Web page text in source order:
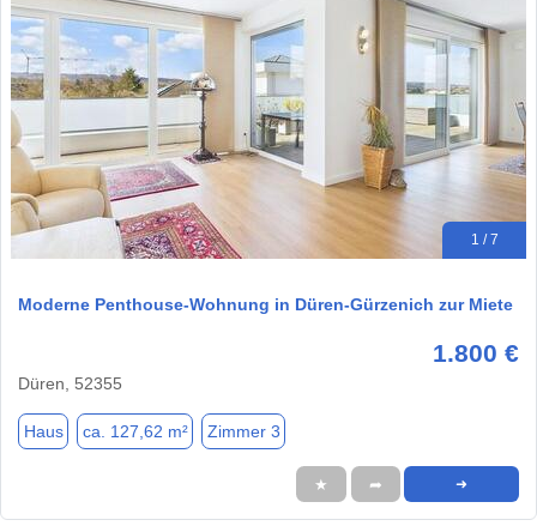
1 / 7
Moderne Penthouse-Wohnung in Düren-Gürzenich zur Miete
1.800 €
Düren, 52355
Haus ca. 127,62 m² Zimmer 3
★ ➦ ➜